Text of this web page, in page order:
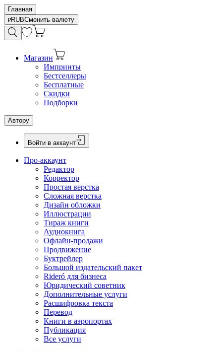
Главная
RUBСменить валюту
Магазин
Импринты
Бестселлеры
Бесплатные
Скидки
Подборки
Автору
Войти в аккаунт
Про-аккаунт
Редактор
Корректор
Простая верстка
Сложная верстка
Дизайн обложки
Иллюстрации
Тираж книги
Аудиокнига
Офлайн-продажи
Продвижение
Буктрейлер
Большой издательский пакет
Rideró для бизнеса
Юридический советник
Дополнительные услуги
Расшифровка текста
Перевод
Книги в аэропортах
Публикация
Все услуги